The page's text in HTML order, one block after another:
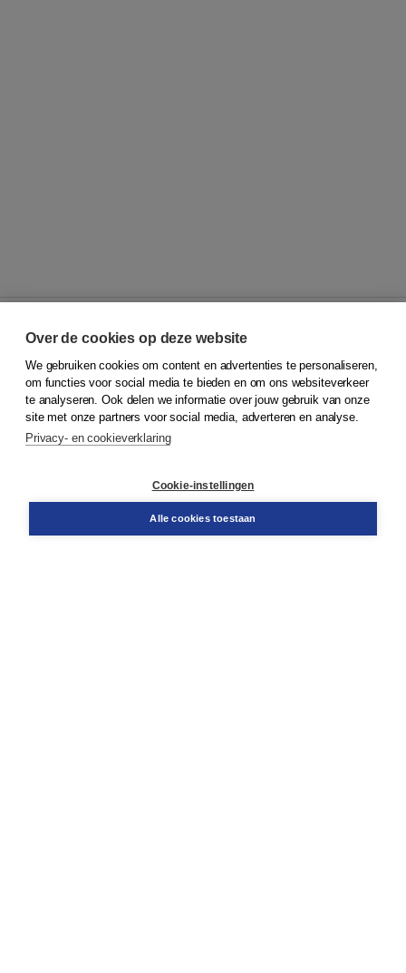
© 2026Koninklijke Boom uitgevers
Klantenservice
Service & informatie
Contact
Over de cookies op deze website
We gebruiken cookies om content en advertenties te personaliseren,
om functies voor social media te bieden en om ons websiteverkeer
te analyseren. Ook delen we informatie over jouw gebruik van onze
site met onze partners voor social media, adverteren en analyse.
Privacy- en cookieverklaring
Cookie-instellingen
Alle cookies toestaan